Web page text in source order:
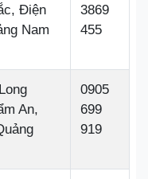
Điện
Nam
3869
455
An,
0905
699
919